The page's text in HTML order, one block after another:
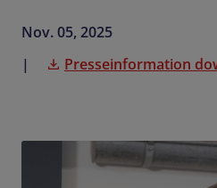
Blog
Nov. 05, 2025
Presseinformation